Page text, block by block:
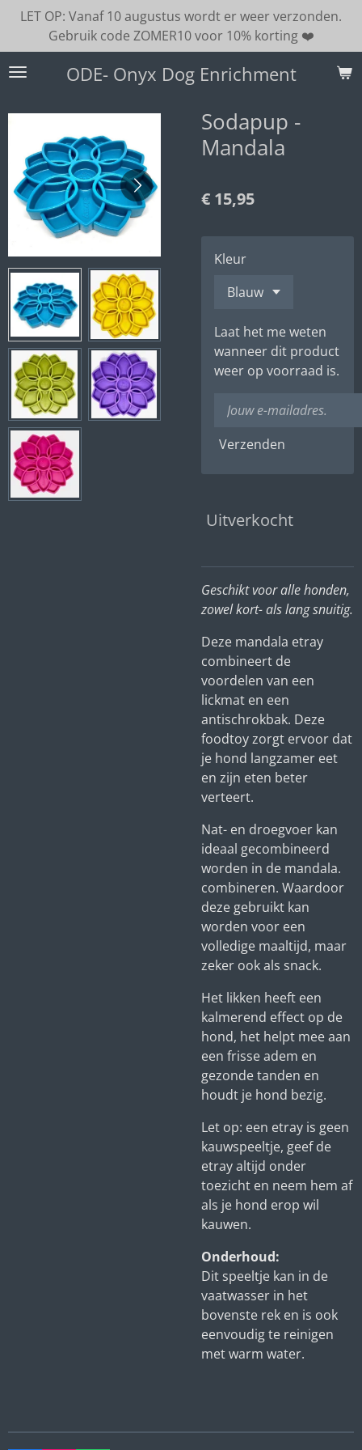
naar
de
ODE- Onyx Dog Enrichment
LET OP: Vanaf 10 augustus wordt er weer verzonden.
Gebruik code ZOMER10 voor 10% korting ❤️
Sodapup -
Mandala
€ 15,95
Kleur
Laat het me weten
wanneer dit product
weer op voorraad is.
Verzenden
Uitverkocht
Geschikt voor alle honden,
zowel kort- als lang snuitig.
Deze mandala etray
combineert de
voordelen van een
lickmat en een
antischrokbak. Deze
foodtoy zorgt ervoor dat
je hond langzamer eet
en zijn eten beter
verteert.
Nat- en droegvoer kan
ideaal gecombineerd
worden in de mandala.
combineren. Waardoor
deze gebruikt kan
worden voor een
volledige maaltijd, maar
zeker ook als snack.
Het likken heeft een
kalmerend effect op de
hond, het helpt mee aan
een frisse adem en
gezonde tanden en
houdt je hond bezig.
Let op: een etray is geen
kauwspeeltje, geef de
etray altijd onder
toezicht en neem hem af
als je hond erop wil
kauwen.
Onderhoud:
Dit speeltje kan in de
vaatwasser in het
bovenste rek en is ook
eenvoudig te reinigen
met warm water.